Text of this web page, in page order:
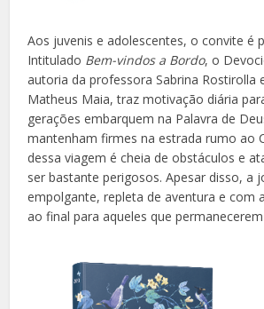
Aos juvenis e adolescentes, o convite é
Intitulado Bem-vindos a Bordo, o
autoria da professora Sabrina Rostirolla
Matheus Maia, traz motivação diária
gerações embarquem na Palavra de
mantenham firmes na estrada rumo ao
dessa viagem é cheia de obstáculos e
ser bastante perigosos. Apesar disso, a
empolgante, repleta de aventura e com
ao final para aqueles que